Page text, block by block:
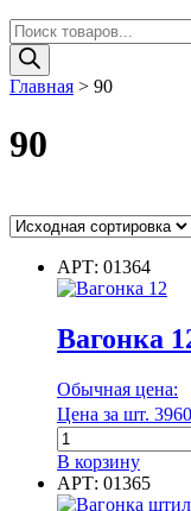
Поиск
товаров
Главная > 90
90
Ценовой фильтр
Цвет
Диаметр
АРТ: 01364
Вагонка
Обычная цена:
Цена за шт. 3960
Количество
товара
Вагонка
12,5х96х6000
В корзину
АРТ: 01365